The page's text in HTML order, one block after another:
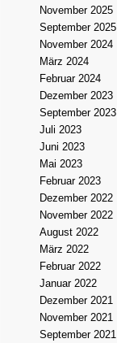
November 2025
September 2025
November 2024
März 2024
Februar 2024
Dezember 2023
September 2023
Juli 2023
Juni 2023
Mai 2023
Februar 2023
Dezember 2022
November 2022
August 2022
März 2022
Februar 2022
Januar 2022
Dezember 2021
November 2021
September 2021